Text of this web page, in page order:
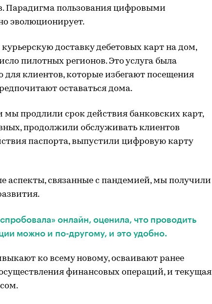
Парадигма пользования цифровыми
эволюционирует.
доставку дебетовых карт на дом,
пилотных регионов. Это услуга была
для клиентов, которые избегают посещения
оставаться дома.
мы продлили срок действия банковских карт,
продолжили обслуживать клиентов
паспорта, выпустили цифровую карту
аспекты, связанные с пандемией, мы получили
онлайн, оценила, что проводить
можно и по-другому, и это удобно.
ко всему новому, осваивают ранее
финансовых операций, и текущая